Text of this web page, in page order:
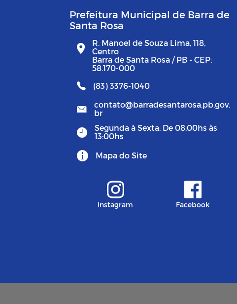
Prefeitura Municipal de Barra de
Santa Rosa
R. Manoel de Souza Lima, 118,
Centro
Barra de Santa Rosa / PB - CEP:
58.170-000
(83) 3376-1040
contato@barradesantarosa.pb.gov.
br
Segunda à Sexta: De 08:00hs às
13:00hs
Mapa do Site
Instagram Facebook